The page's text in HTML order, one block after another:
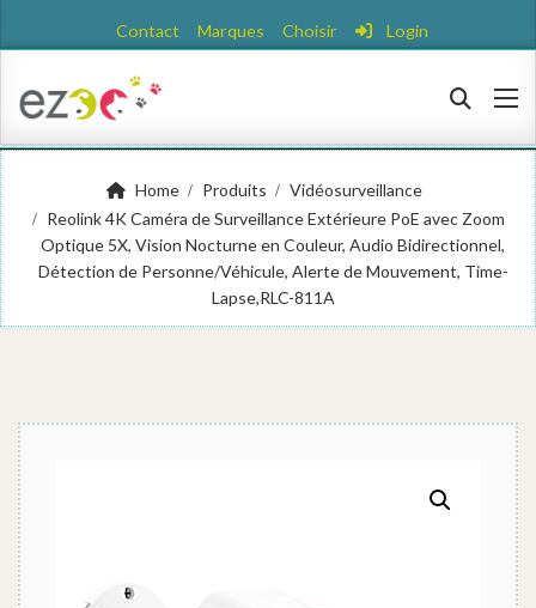
Contact Marques Choisir Login
Home Produits
Vidéosurveillance
Reolink 4K Caméra de Surveillance Extérieure PoE avec Zoom
Optique 5X, Vision Nocturne en Couleur, Audio Bidirectionnel,
Détection de Personne/Véhicule, Alerte de Mouvement, Time-
Lapse,RLC-811A